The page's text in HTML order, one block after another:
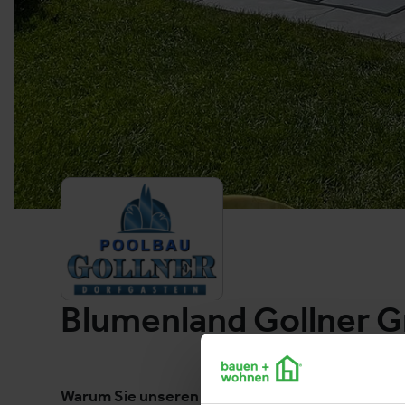
Blumenland Gollner
Warum Sie unseren Stand besuchen sollen?